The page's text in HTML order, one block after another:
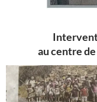
au centre